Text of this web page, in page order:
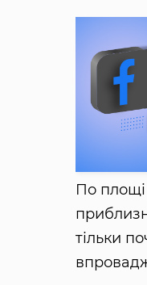
По площі
тільки